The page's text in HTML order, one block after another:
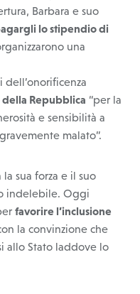
Barbara e suo
lo stipendio di
una
Repubblica “per la
e sensibilità a
malato”.
sua forza e il suo
indelebile. Oggi
favorire l’inclusione
la convinzione che
allo Stato laddove lo